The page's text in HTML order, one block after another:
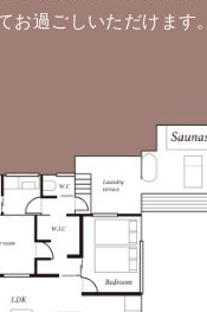
お過ごしいただけます。